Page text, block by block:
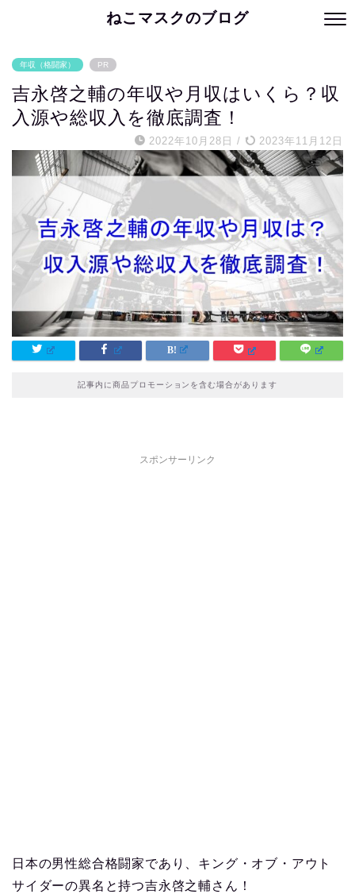
ねこマスクのブログ
年収（格闘家） PR
吉永啓之輔の年収や月収はいくら？収
入源や総収入を徹底調査！
2022年10月28日 / 2023年11月12日
記事内に商品プロモーションを含む場合があります
スポンサーリンク
日本の男性総合格闘家であり、キング・オブ・アウト
サイダーの異名と持つ吉永啓之輔さん！